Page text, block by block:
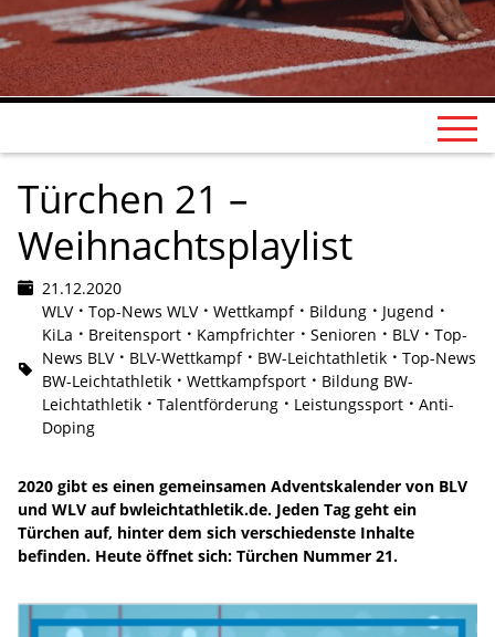
Türchen 21 –
Weihnachtsplaylist
21.12.2020
WLV
Top-News WLV Wettkampf Bildung
Jugend
KiLa
Breitensport Kampfrichter Senioren BLV
Top-
News BLV
BLV-Wettkampf BW-Leichtathletik
Top-News
BW-Leichtathletik
Wettkampfsport
Bildung BW-
Leichtathletik
Talentförderung Leistungssport
Anti-
Doping
2020 gibt es einen gemeinsamen Adventskalender von BLV
und WLV auf bwleichtathletik.de. Jeden Tag geht ein
Türchen auf, hinter dem sich verschiedenste Inhalte
befinden. Heute öffnet sich: Türchen Nummer 21.